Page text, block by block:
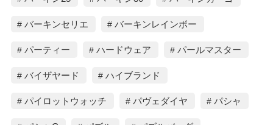
バーキンセリエ バーキンレインボー
パーティー ハードウェア パールマスター
バイザヤード ハイブランド
パイロットウォッチ パヴェダイヤ パシャ